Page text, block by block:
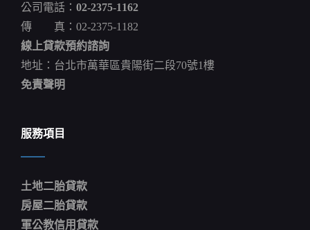
公司電話： 02-2375-1162
傳 真：02-2375-1182
線上貸款預約諮詢
地址：台北市萬華區貴陽街二段70號1樓
免責聲明
服務項目
土地二胎貸款
房屋二胎貸款
軍公教信用貸款